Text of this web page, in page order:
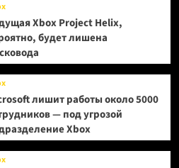
Xbox Project Helix,
будет лишена
лишит работы около 5000
— под угрозой
Xbox